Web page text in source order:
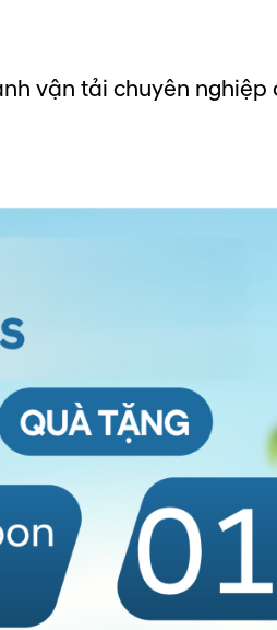
vận tải chuyên